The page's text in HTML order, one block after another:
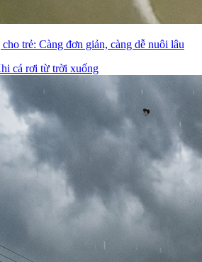
trẻ: Càng đơn giản, càng dễ nuôi lâu
cá rơi từ trời xuống